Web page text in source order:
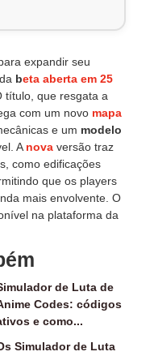
expandir seu
beta aberta em 25
título, que resgata a
com um novo mapa
e um modelo
A nova versão traz
como edificações
que os players
mais envolvente. O
na plataforma da
de Luta de
Codes: códigos
e como...
Simulador de Luta